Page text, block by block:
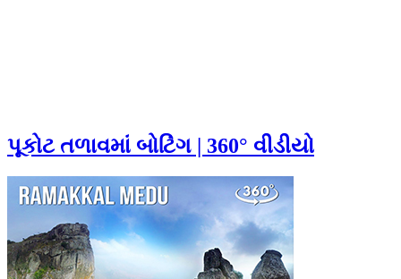
પૂકોટ તળાવમાં બોટિંગ | 360° વીડીયો